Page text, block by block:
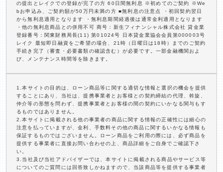
の提出とレイクでの登録が完了の方 60日間無利息 ※初めてのご契約 ※We
bお申込み、ご契約額が50万円未満の方 ■無利息の注意点 ・初回契約翌日
から無利息適用となります ・無利息期間経過後は通常金利適用となります
・他の無利息商品との併用不可 商号：新生フィナンシャル株式会社 貸金業
登録番号：関東財務局長(11) 第01024号 日本貸金業協会会員第000003号
レイク 最短即日融資をご希望の場合、21時（日曜日は18時）までのご契約
手続き完了（審査・必要書類の確認含む）が必要です。一部金融機関およ
び、メンテナンス時間等を除きます。
1.本サイトの目的は、ローン商品等に関する適切な情報と選択の機会を提供
することにあり、当社は、提携事業者とお客様との契約締結の代理、斡旋、
仲介等の形態を問わず、提携事業者とお客様の間の契約にいかなる関与もす
るものではありません。
2.本サイトに掲載される他の事業者の商品に関する情報の正確性には細心の
注意を払っていますが、金利、手数料その他の商品に関するいかなる情報も
保証するものではございません。ローン商品をご利用の際には、必ず商品を
提供する事業者に直接お問い合わせの上、商品詳細をご自身でご確認下さ
い。
3.当社及び当社アドバイザーでは、本サイトに掲載される商品やサービス等
についてのご質問には回答致しかねますので、当該商品等を提供する事業者